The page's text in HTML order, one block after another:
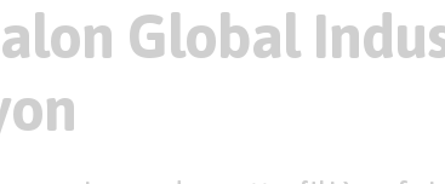
Global